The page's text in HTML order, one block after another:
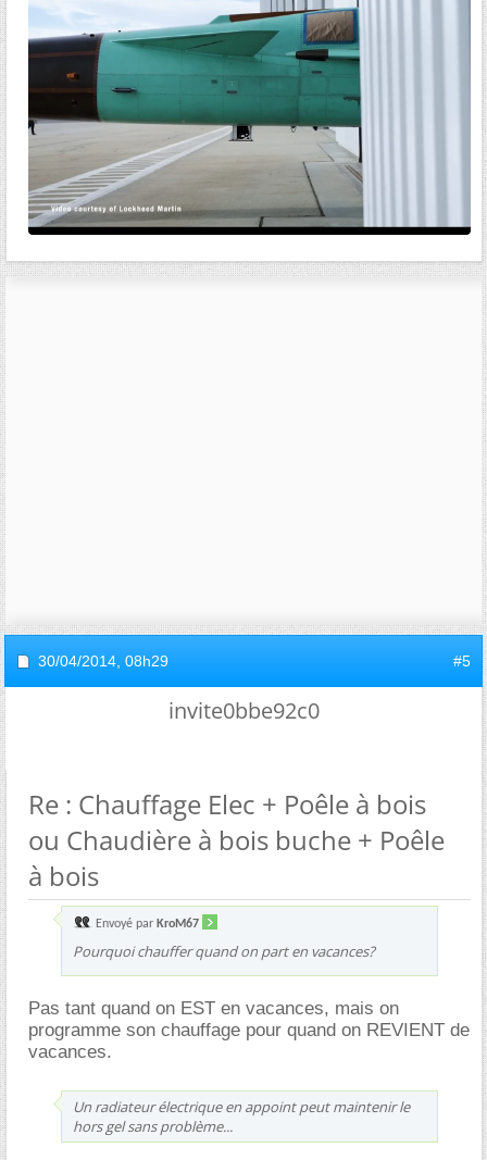
30/04/2014, 08h29 #5
invite0bbe92c0
Re : Chauffage Elec + Poêle à bois
ou Chaudière à bois buche + Poêle
à bois
Envoyé par KroM67
Pourquoi chauffer quand on part en vacances?
Pas tant quand on EST en vacances, mais on
programme son chauffage pour quand on REVIENT de
vacances.
Un radiateur électrique en appoint peut maintenir le
hors gel sans problème...